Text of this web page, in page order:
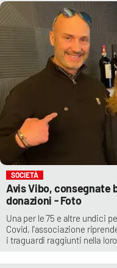
SOCIETÀ
Avis Vibo, consegnate
donazioni - Foto
Una per le 75 e altre undici
Covid, l’associazione
i traguardi raggiunti nella